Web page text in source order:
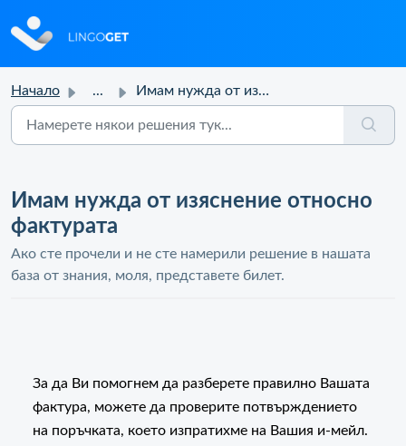
Начало ... Имам нужда от изяснение относно фактурата
Имам нужда от изяснение относно
фактурата
Ако сте прочели и не сте намерили решение в нашата
база от знания, моля, представете билет.
За да Ви помогнем да разберете правилно Вашата
фактура, можете да проверите потвърждението
на поръчката, което изпратихме на Вашия и-мейл.